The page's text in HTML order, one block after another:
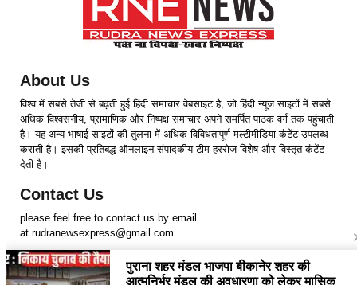
About Us
विश्व में सबसे तेजी से बढ़ती हुई हिंदी समाचार वेबसाइट है, जो हिंदी न्यूज साइटों में सबसे
अधिक विश्वसनीय, प्रामाणिक और निष्पक्ष समाचार अपने समर्पित पाठक वर्ग तक पहुंचाती
है। यह अन्य भाषाई साइटों की तुलना में अधिक विविधतापूर्ण मल्टीमीडिया कंटेंट उपलब्ध
कराती है। इसकी प्रतिबद्ध ऑनलाइन संपादकीय टीम हररोज विशेष और विस्तृत कंटेंट
देती है।
Contact Us
please feel free to contact us by email
at rudranewsexpress@gmail.com
Follow Us